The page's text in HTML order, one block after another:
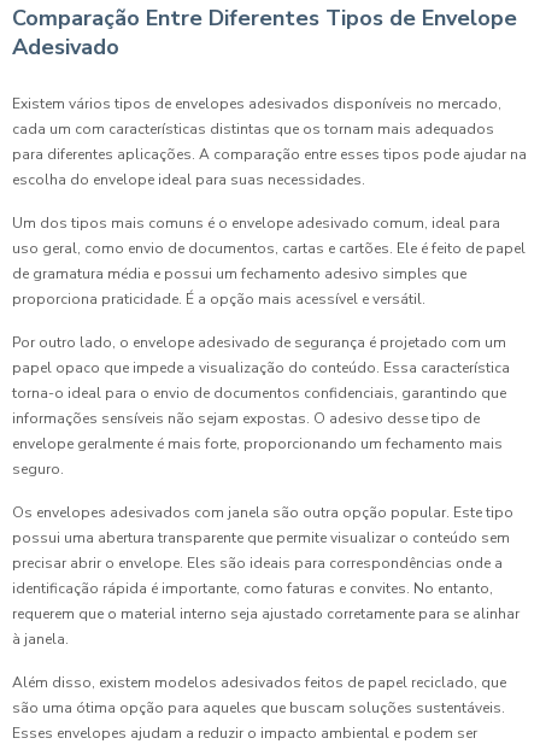
Comparação Entre Diferentes Tipos de Envelope
Adesivado
Existem vários tipos de envelopes adesivados disponíveis no mercado,
cada um com características distintas que os tornam mais adequados
para diferentes aplicações. A comparação entre esses tipos pode ajudar na
escolha do envelope ideal para suas necessidades.
Um dos tipos mais comuns é o envelope adesivado comum, ideal para
uso geral, como envio de documentos, cartas e cartões. Ele é feito de papel
de gramatura média e possui um fechamento adesivo simples que
proporciona praticidade. É a opção mais acessível e versátil.
Por outro lado, o envelope adesivado de segurança é projetado com um
papel opaco que impede a visualização do conteúdo. Essa característica
torna-o ideal para o envio de documentos confidenciais, garantindo que
informações sensíveis não sejam expostas. O adesivo desse tipo de
envelope geralmente é mais forte, proporcionando um fechamento mais
seguro.
Os envelopes adesivados com janela são outra opção popular. Este tipo
possui uma abertura transparente que permite visualizar o conteúdo sem
precisar abrir o envelope. Eles são ideais para correspondências onde a
identificação rápida é importante, como faturas e convites. No entanto,
requerem que o material interno seja ajustado corretamente para se alinhar
à janela.
Além disso, existem modelos adesivados feitos de papel reciclado, que
são uma ótima opção para aqueles que buscam soluções sustentáveis.
Esses envelopes ajudam a reduzir o impacto ambiental e podem ser